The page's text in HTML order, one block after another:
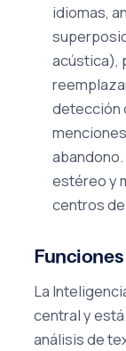
idiomas,
acústica),
detección
estéreo y
centros
Funciones
La
central y
análisis de